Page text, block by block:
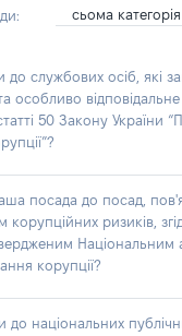
сьома категорія
до службових осіб, які
особливо
50 Закону України
посада до посад,
корупційних ризиків,
Національним
корупції?
національних